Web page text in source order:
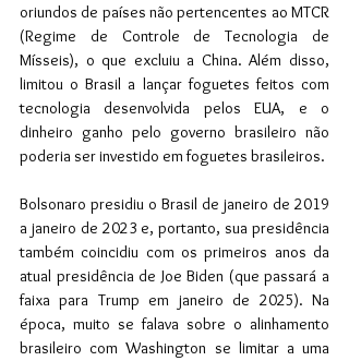
oriundos de países não pertencentes ao MTCR
(Regime de Controle de Tecnologia de
Mísseis), o que excluiu a China. Além disso,
limitou o Brasil a lançar foguetes feitos com
tecnologia desenvolvida pelos EUA, e o
dinheiro ganho pelo governo brasileiro não
poderia ser investido em foguetes brasileiros.
Bolsonaro presidiu o Brasil de janeiro de 2019
a janeiro de 2023 e, portanto, sua presidência
também coincidiu com os primeiros anos da
atual presidência de Joe Biden (que passará a
faixa para Trump em janeiro de 2025). Na
época, muito se falava sobre o alinhamento
brasileiro com Washington se limitar a uma